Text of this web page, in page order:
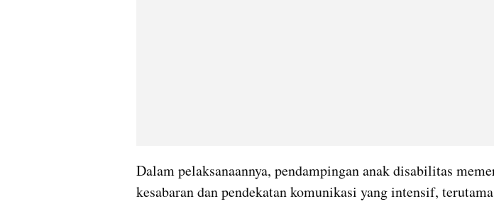
Dalam pelaksanaannya, pendampingan anak disabilitas
kesabaran dan pendekatan komunikasi yang intensif,